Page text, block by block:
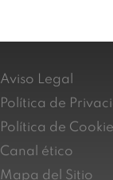
Aviso Legal
Política de
Política de
Canal ético
Mapa del Sitio